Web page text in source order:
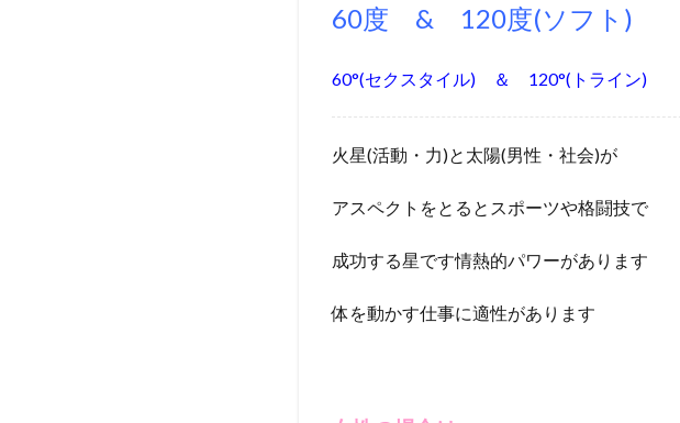
60度 & 120度(ソフト)
60°(セクスタイル) ＆ 120°(トライン)
火星(活動・力)と太陽(男性・社会)が
アスペクトをとるとスポーツや格闘技で
成功する星です情熱的パワーがあります
体を動かす仕事に適性があります